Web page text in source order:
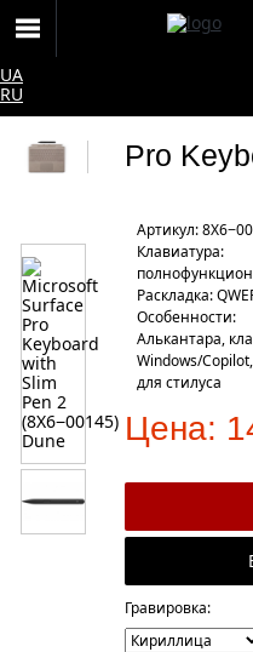
UA
RU
Pro
Артикул:
Клавиатура:
Раскладка:
Особенности:
Алькантара,
Windows/
для стилуса
Цена:
Гравировка: